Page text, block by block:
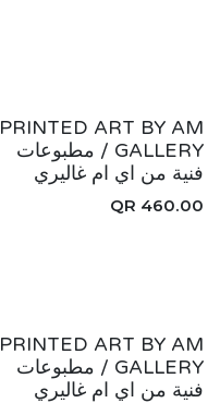
جديد!
PRINTED ART BY AM
GALLERY / مطبوعات
فنية من اي ام غاليري
460.00
جديد!
PRINTED ART BY AM
GALLERY / مطبوعات
فنية من اي ام غاليري